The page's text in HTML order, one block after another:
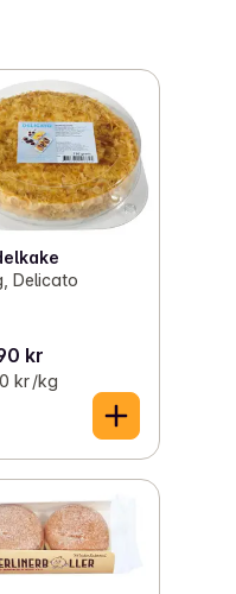
Delicato
kr
kr /kg